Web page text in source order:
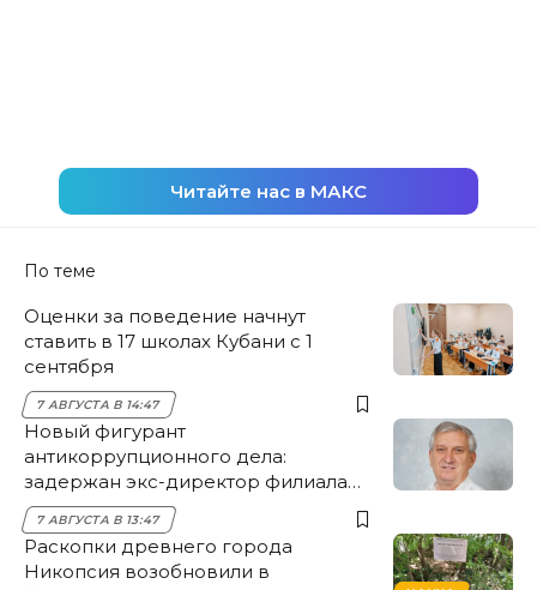
Читайте нас в МАКС
По теме
Оценки за поведение начнут
ставить в 17 школах Кубани с 1
сентября
7 АВГУСТА В 14:47
Новый фигурант
антикоррупционного дела:
задержан экс-директор филиала
НЭСК Крымска
7 АВГУСТА В 13:47
Раскопки древнего города
Никопсия возобновили в